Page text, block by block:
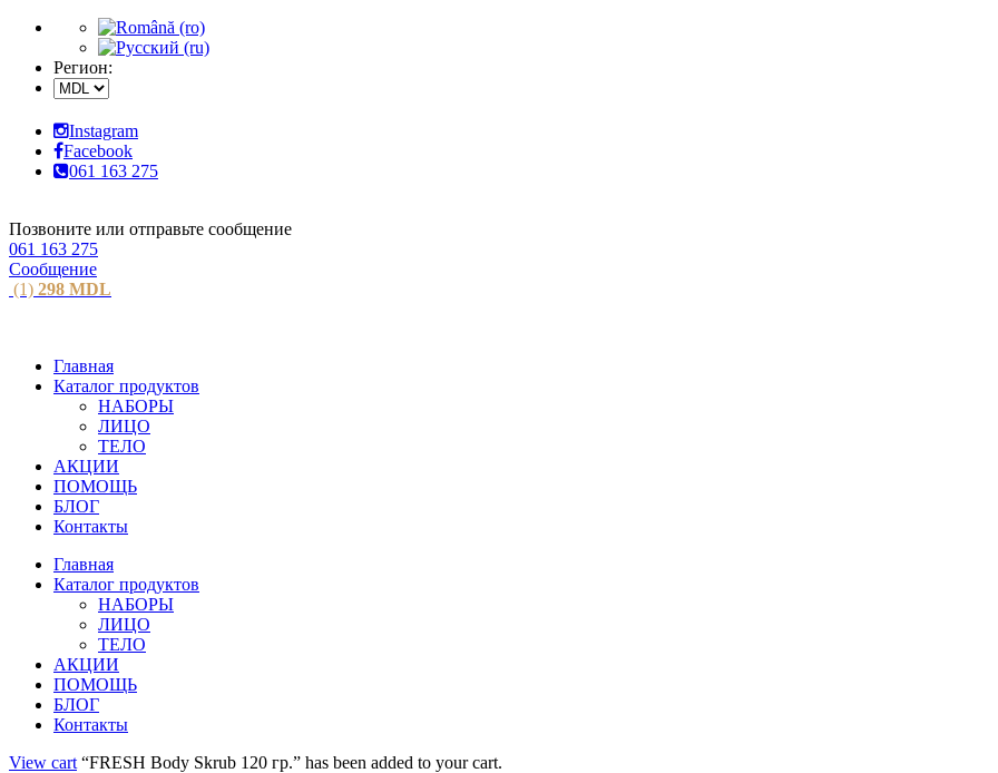
Регион:
Instagram
Facebook
061 163 275
Позвоните или отправьте сообщение
061 163 275
Сообщение
(1) 298 MDL
Главная
Каталог продуктов
НАБОРЫ
ЛИЦО
ТЕЛО
АКЦИИ
ПОМОЩЬ
БЛОГ
Контакты
Главная
Каталог продуктов
НАБОРЫ
ЛИЦО
ТЕЛО
АКЦИИ
ПОМОЩЬ
БЛОГ
Контакты
View cart “FRESH Body Skrub 120 гр.” has been added to your cart.